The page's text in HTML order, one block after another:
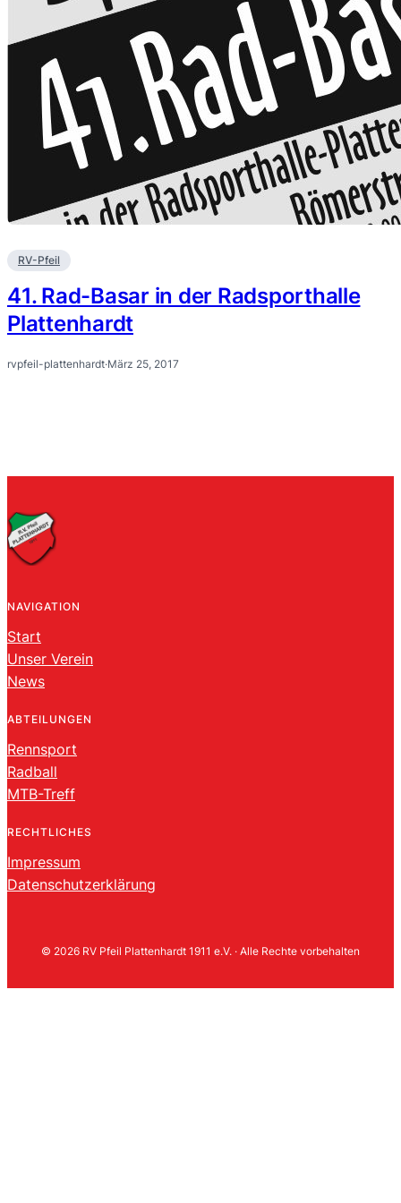
RV-Pfeil
41. Rad-Basar in der Radsporthalle
Plattenhardt
rvpfeil-plattenhardt·März 25, 2017
NAVIGATION
Start
Unser Verein
News
ABTEILUNGEN
Rennsport
Radball
MTB-Treff
RECHTLICHES
Impressum
Datenschutzerklärung
© 2026 RV Pfeil Plattenhardt 1911 e.V. · Alle Rechte vorbehalten